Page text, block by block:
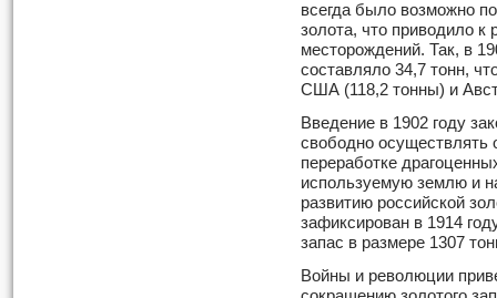
всегда было возможно
золота, что приводило к
месторождений. Так, в
составляло 34,7 тонн,
США (118,2 тонны) и
Введение в 1902 году
свободно осуществлять
переработке
используемую землю и
развитию российской
зафиксирован в 1914
запас в размере 1307
Войны и революции